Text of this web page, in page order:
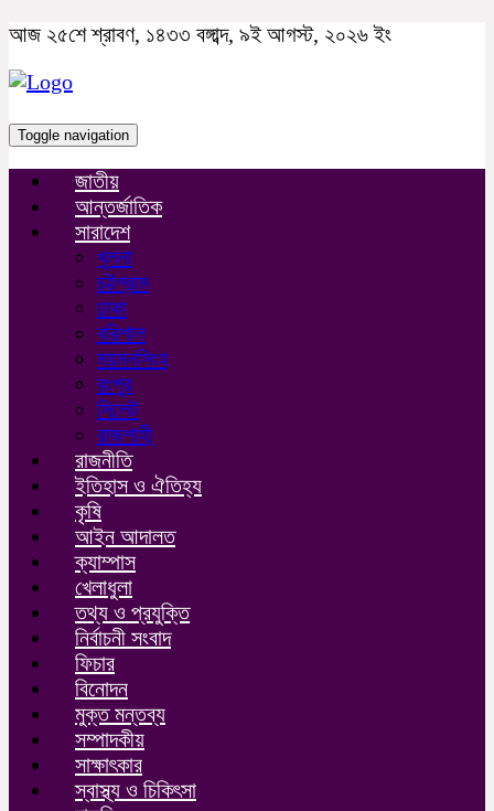
আজ ২৫শে শ্রাবণ, ১৪৩৩ বঙ্গাব্দ, ৯ই আগস্ট, ২০২৬ ইং
Toggle navigation
জাতীয়
আন্তর্জাতিক
সারাদেশ
খুলনা
চট্টগ্রাম
ঢাকা
বরিশাল
ময়মনসিংহ
রংপুর
সিলেট
রাজশাহী
রাজনীতি
ইতিহাস ও ঐতিহ্য
কৃষি
আইন আদালত
ক্যাম্পাস
খেলাধুলা
তথ্য ও প্রযুক্তি
নির্বাচনী সংবাদ
ফিচার
বিনোদন
মুক্ত মন্তব্য
সম্পাদকীয়
সাক্ষাৎকার
স্বাস্থ্য ও চিকিৎসা